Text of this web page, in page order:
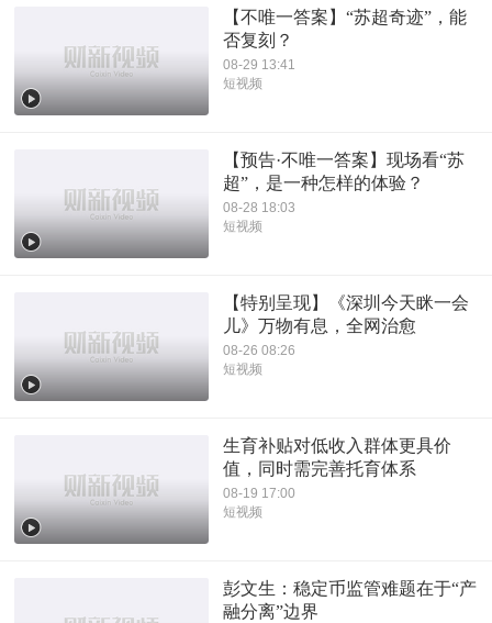
【不唯一答案】“苏超奇迹”，能
否复刻？
08-29 13:41
短视频
【预告·不唯一答案】现场看“苏
超”，是一种怎样的体验？
08-28 18:03
短视频
【特别呈现】《深圳今天眯一会
儿》万物有息，全网治愈
08-26 08:26
短视频
生育补贴对低收入群体更具价
值，同时需完善托育体系
08-19 17:00
短视频
彭文生：稳定币监管难题在于“产
融分离”边界